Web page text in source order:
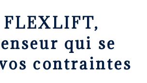
FLEXLIFT,
qui se
contraintes